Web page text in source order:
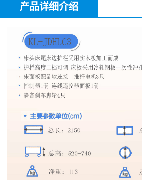
产品详细介绍